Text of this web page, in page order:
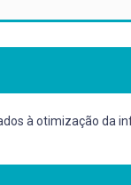
à otimização da